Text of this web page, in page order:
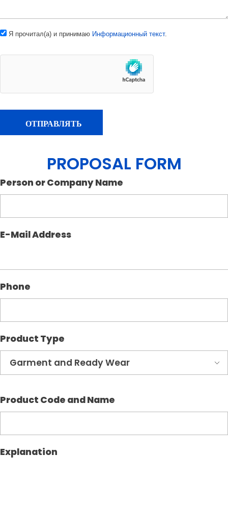
Я прочитал(а) и принимаю Информационный текст.
PROPOSAL FORM
Person or Company Name
E-Mail Address
Phone
Product Type
Product Code and Name
Explanation